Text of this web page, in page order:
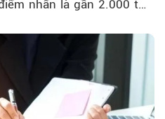
nhấn là gần 2.000 tỷ